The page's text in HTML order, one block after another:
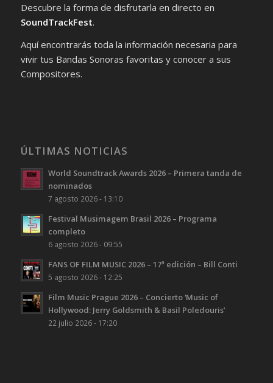
Descubre la forma de disfrutarla en directo en
SoundTrackFest.
Aquí encontrarás toda la información necesaria para
vivir tus Bandas Sonoras favoritas y conocer a sus
Compositores.
ÚLTIMAS NOTICIAS
World Soundtrack Awards 2026 – Primera tanda de
nominados
7 agosto 2026 - 13:10
Festival Musimagem Brasil 2026 – Programa
completo
6 agosto 2026 - 09:55
FANS OF FILM MUSIC 2026 – 17ª edición – Bill Conti
5 agosto 2026 - 12:25
Film Music Prague 2026 – Concierto ‘Music of
Hollywood: Jerry Goldsmith & Basil Poledouris’
22 julio 2026 - 17:20